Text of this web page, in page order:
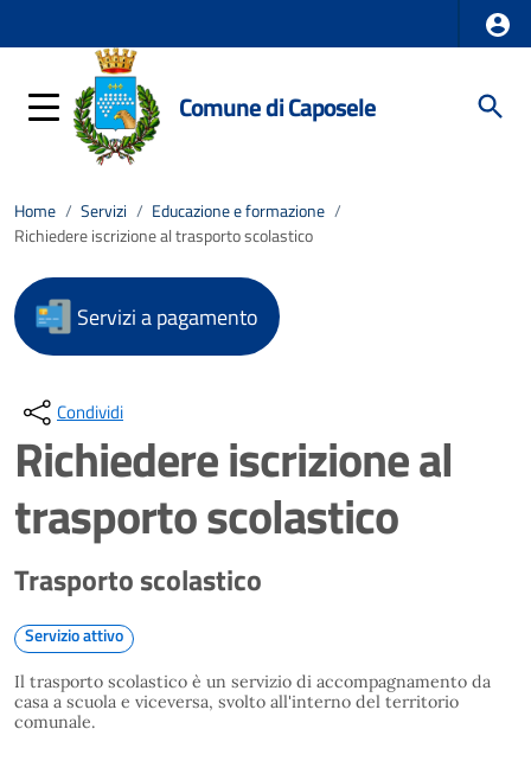
Comune di Caposele
Home / Servizi / Educazione e formazione /
Richiedere iscrizione al trasporto scolastico
Servizi a pagamento
Condividi
Richiedere iscrizione al
trasporto scolastico
Trasporto scolastico
Servizio attivo
Il trasporto scolastico è un servizio di accompagnamento da
casa a scuola e viceversa, svolto all'interno del territorio
comunale.